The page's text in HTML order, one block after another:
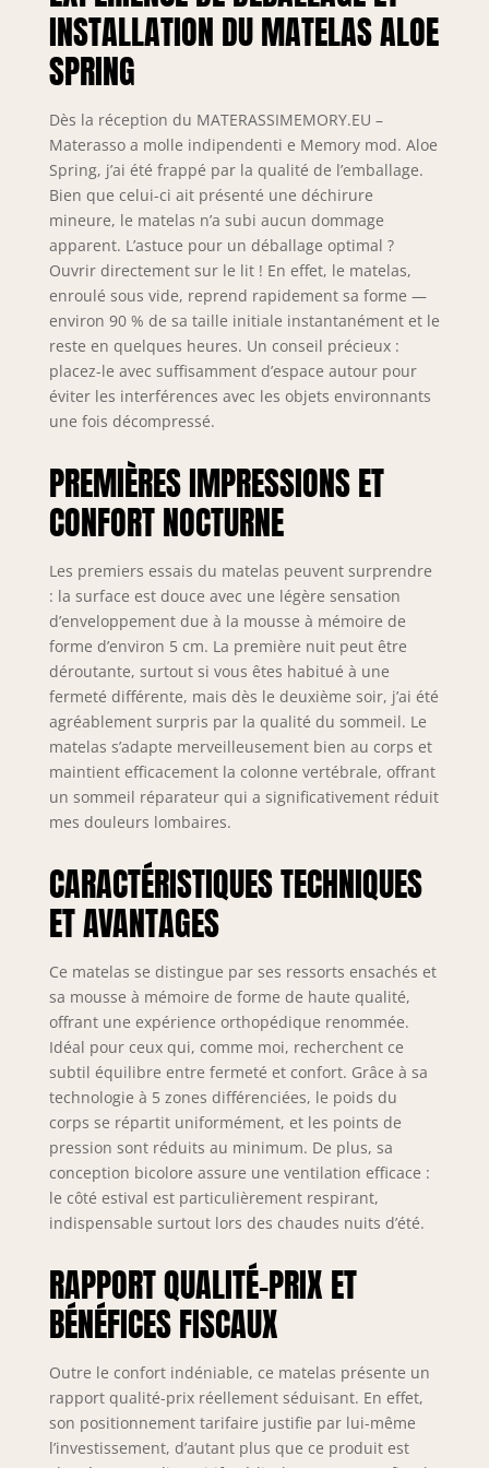
movimentazione Imbottitura
Anallergica, 100% pura lana Merinos
nel lato invernale e 100% Lino nel
lato estivo Certificazioni: DISPOSITIVO
spesa sanitaria al 19% - Tutte le
materie prime utilizzate certificate
OEKO TEX CLASSE 1 (adatto anche
per neonati).
INSTALLATION DU MATELAS ALOE
SPRING
Dès la réception du MATERASSIMEMORY.EU –
Materasso a molle indipendenti e Memory mod. Aloe
Spring, j’ai été frappé par la qualité de l’emballage.
Bien que celui-ci ait présenté une déchirure
mineure, le matelas n’a subi aucun dommage
apparent. L’astuce pour un déballage optimal ?
Ouvrir directement sur le lit ! En effet, le matelas,
enroulé sous vide, reprend rapidement sa forme —
environ 90 % de sa taille initiale instantanément et le
reste en quelques heures. Un conseil précieux :
placez-le avec suffisamment d’espace autour pour
éviter les interférences avec les objets environnants
une fois décompressé.
PREMIÈRES IMPRESSIONS ET
CONFORT NOCTURNE
Les premiers essais du matelas peuvent surprendre
: la surface est douce avec une légère sensation
d’enveloppement due à la mousse à mémoire de
forme d’environ 5 cm. La première nuit peut être
déroutante, surtout si vous êtes habitué à une
fermeté différente, mais dès le deuxième soir, j’ai été
agréablement surpris par la qualité du sommeil. Le
matelas s’adapte merveilleusement bien au corps et
maintient efficacement la colonne vertébrale, offrant
un sommeil réparateur qui a significativement réduit
mes douleurs lombaires.
CARACTÉRISTIQUES TECHNIQUES
ET AVANTAGES
Ce matelas se distingue par ses ressorts ensachés et
sa mousse à mémoire de forme de haute qualité,
offrant une expérience orthopédique renommée.
Idéal pour ceux qui, comme moi, recherchent ce
subtil équilibre entre fermeté et confort. Grâce à sa
technologie à 5 zones différenciées, le poids du
corps se répartit uniformément, et les points de
pression sont réduits au minimum. De plus, sa
conception bicolore assure une ventilation efficace :
le côté estival est particulièrement respirant,
indispensable surtout lors des chaudes nuits d’été.
RAPPORT QUALITÉ-PRIX ET
BÉNÉFICES FISCAUX
Outre le confort indéniable, ce matelas présente un
rapport qualité-prix réellement séduisant. En effet,
son positionnement tarifaire justifie par lui-même
l’investissement, d’autant plus que ce produit est